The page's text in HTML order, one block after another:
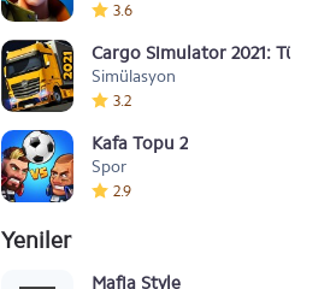
3.6
Cargo Simulator 2021: Türkiye
Simülasyon
3.2
Kafa Topu 2
Spor
2.9
Yeniler
Mafia Style